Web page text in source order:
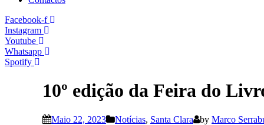
Facebook-f
Instagram
Youtube
Whatsapp
Spotify
10º edição da Feira do
Maio 22, 2023 Notícias, Santa Clara by Marco